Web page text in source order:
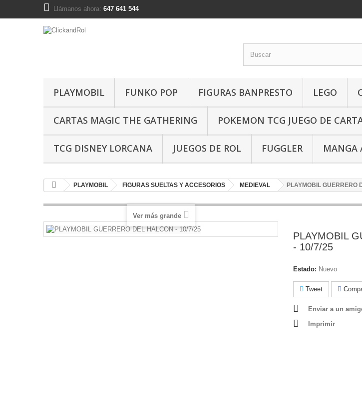
Llámanos ahora: 647 641 544
PLAYMOBIL FUNKO POP FIGURAS BANPRESTO LEGO
CARTAS MAGIC THE GATHERING POKEMON TCG JUEGO DE
TCG DISNEY LORCANA JUEGOS DE ROL FUGGLER MANGA
PLAYMOBIL FIGURAS SUELTAS Y ACCESORIOS MEDIEVAL PLAYMOBIL GUERRERO
Ver más grande
PLAYMOBIL
- 10/7/25
Estado: Nuevo
Tweet
Enviar a un
Imprimir